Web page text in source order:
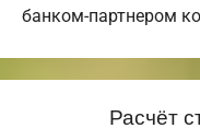
банком-партнером
Расчёт